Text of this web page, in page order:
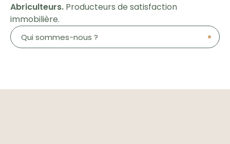
Abriculteurs. Producteurs de satisfaction
immobilière.
Qui sommes-nous ?